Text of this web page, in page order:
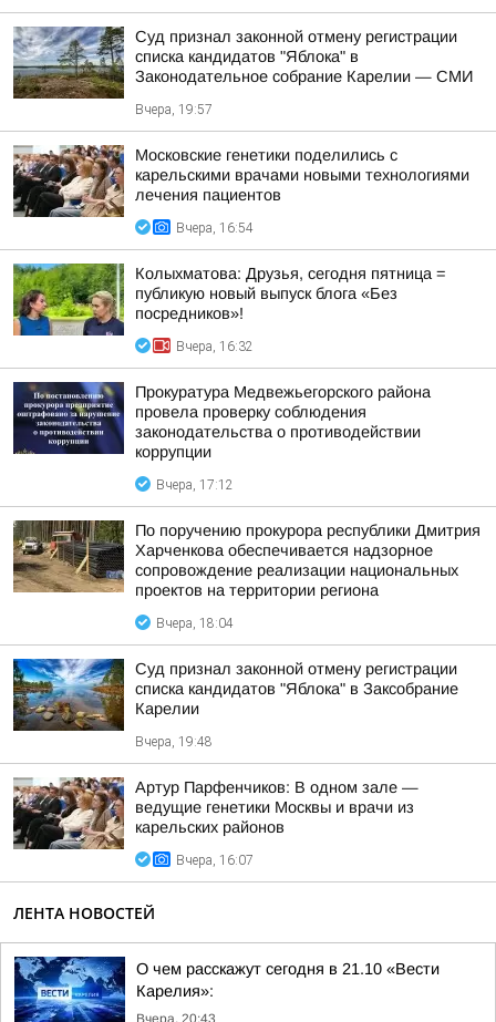
Суд признал законной отмену регистрации
списка кандидатов "Яблока" в
Законодательное собрание Карелии — СМИ
Вчера, 19:57
Московские генетики поделились с
карельскими врачами новыми технологиями
лечения пациентов
Вчера, 16:54
Колыхматова: Друзья, сегодня пятница =
публикую новый выпуск блога «Без
посредников»!
Вчера, 16:32
Прокуратура Медвежьегорского района
провела проверку соблюдения
законодательства о противодействии
коррупции
Вчера, 17:12
По поручению прокурора республики Дмитрия
Харченкова обеспечивается надзорное
сопровождение реализации национальных
проектов на территории региона
Вчера, 18:04
Суд признал законной отмену регистрации
списка кандидатов "Яблока" в Заксобрание
Карелии
Вчера, 19:48
Артур Парфенчиков: В одном зале —
ведущие генетики Москвы и врачи из
карельских районов
Вчера, 16:07
ЛЕНТА НОВОСТЕЙ
О чем расскажут сегодня в 21.10 «Вести
Карелия»:
Вчера, 20:43